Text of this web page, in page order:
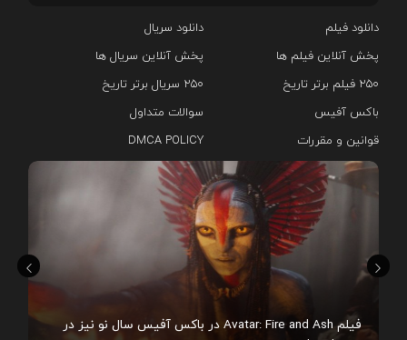
فیلم Avatar: Fire and Ash در باکس آفیس سال نو نیز در
دانلود فیلم
دانلود سریال‌
پخش آنلاین فیلم ها
پخش آنلاین سریال ها
۲۵۰ فیلم برتر تاریخ
۲۵۰ سریال برتر تاریخ
باکس آفیس
سوالات متداول
قوانین و مقررات
DMCA POLICY